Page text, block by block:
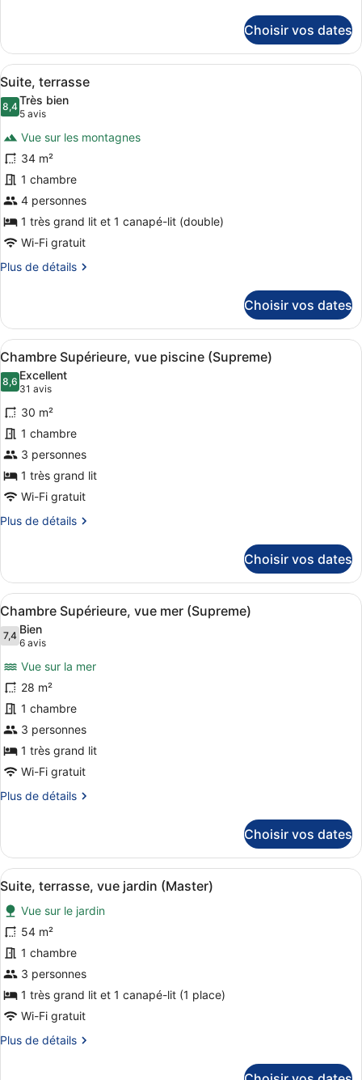
le
type
de
chambre
Chambre
Deluxe
Choisir vos dates
Afficher
toutes
les
photos
pour
ce
type
de
chambre :
Suite,
terrasse
Une chambre d’hôtel moderne
3
Suite, terrasse
8,48,4 sur 10
Très bien
5 avis
(5 avis)
Vue sur les montagnes
34 m²
1 chambre
4 personnes
1 très grand lit et 1 canapé-lit (double)
Wi-Fi gratuit
Plus de détails
Plus
le
type
de
chambre
Suite,
terrasse
Choisir vos dates
Afficher
toutes
les
photos
pour
ce
type
de
chambre :
Chambre
piscine
(Supreme)
Une chambre d’hôtel avec un
4
Chambre Supérieure, vue piscine (Supreme)
8,68,6 sur 10
Excellent
31 avis
(31 avis)
30 m²
1 chambre
3 personnes
1 très grand lit
Wi-Fi gratuit
Plus de détails
Plus
le
type
de
chambre
Chambre
Supérieure,
vue
piscine
(Supreme)
Choisir vos dates
Afficher
toutes
les
photos
pour
ce
type
de
chambre :
Chambre
Supérieure,
vue
(Supreme)
Une chambre d’hôtel avec un
3
Chambre Supérieure, vue mer (Supreme)
7,47,4 sur 10
Bien
6 avis
(6 avis)
Vue sur la mer
28 m²
1 chambre
3 personnes
1 très grand lit
Wi-Fi gratuit
Plus de détails
Plus
le
type
de
chambre
Chambre
Supérieure,
vue
mer
(Supreme)
Choisir vos dates
Afficher
toutes
les
photos
pour
ce
type
de
chambre :
Suite,
Une chambre d’hôtel moderne
6
Suite, terrasse, vue jardin (Master)
Vue sur le jardin
54 m²
1 chambre
3 personnes
1 très grand lit et 1 canapé-lit (1 place)
Wi-Fi gratuit
Plus de détails
Plus